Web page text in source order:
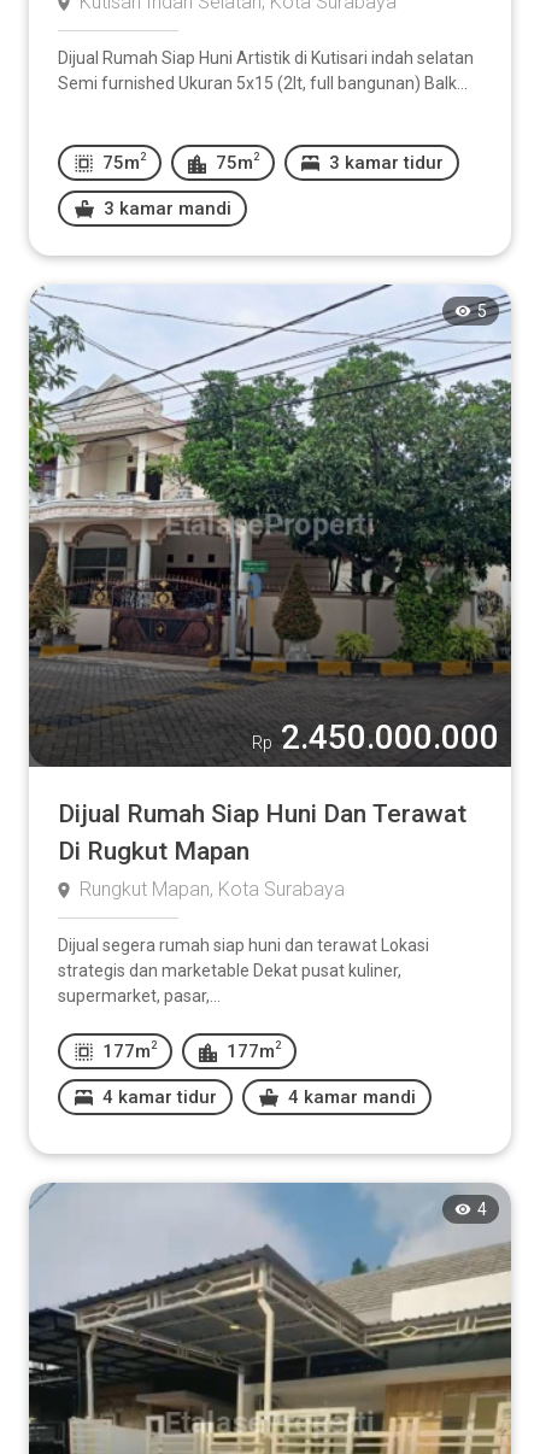
Dijual Rumah Siap Huni Artistik di Kutisari indah selatan
Semi furnished ‎Ukuran 5x15 (2lt, full bangunan) ‎Balk...
75m 2 75m 2 3 kamar tidur
3 kamar mandi
5
Rp 2.450.000.000
Dijual Rumah Siap Huni Dan Terawat
Di Rugkut Mapan
Rungkut Mapan, Kota Surabaya
Dijual segera rumah siap huni dan terawat Lokasi
strategis dan marketable Dekat pusat kuliner,
supermarket, pasar,...
177m 2 177m 2
4 kamar tidur 4 kamar mandi
4